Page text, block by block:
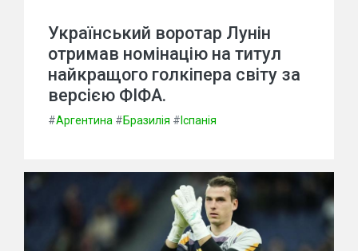
Український воротар Лунін
отримав номінацію на титул
найкращого голкіпера світу за
версією ФІФА.
#Аргентина #Бразилія # Іспанія